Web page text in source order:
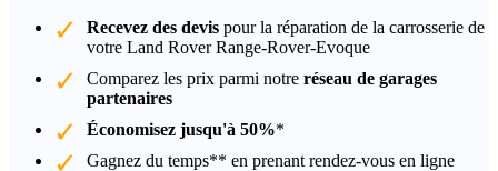
Recevez des devis pour la réparation de la carrosserie de
votre Land Rover Range-Rover-Evoque
Comparez les prix parmi notre réseau de garages
partenaires
Économisez jusqu'à 50%*
Gagnez du temps** en prenant rendez-vous en ligne